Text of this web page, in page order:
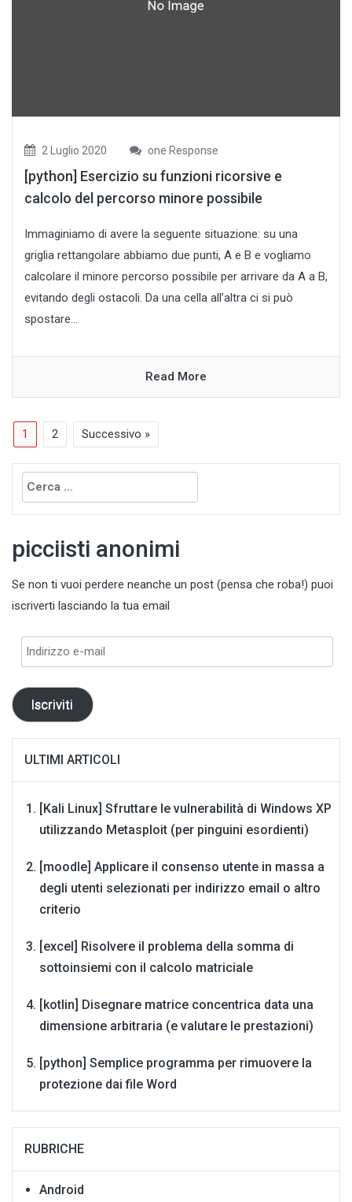
2 Luglio 2020 one Response
[python] Esercizio su funzioni ricorsive e
calcolo del percorso minore possibile
Immaginiamo di avere la seguente situazione: su una
griglia rettangolare abbiamo due punti, A e B e vogliamo
calcolare il minore percorso possibile per arrivare da A a B,
evitando degli ostacoli. Da una cella all’altra ci si può
spostare...
Read More
1 2 Successivo »
Ricerca
per:
picciisti anonimi
Se non ti vuoi perdere neanche un post (pensa che roba!) puoi
iscriverti lasciando la tua email
Indirizzo
Iscriviti
ULTIMI ARTICOLI
[Kali Linux] Sfruttare le vulnerabilità di Windows XP
utilizzando Metasploit (per pinguini esordienti)
[moodle] Applicare il consenso utente in massa a
degli utenti selezionati per indirizzo email o altro
criterio
[excel] Risolvere il problema della somma di
sottoinsiemi con il calcolo matriciale
[kotlin] Disegnare matrice concentrica data una
dimensione arbitraria (e valutare le prestazioni)
[python] Semplice programma per rimuovere la
protezione dai file Word
RUBRICHE
Android